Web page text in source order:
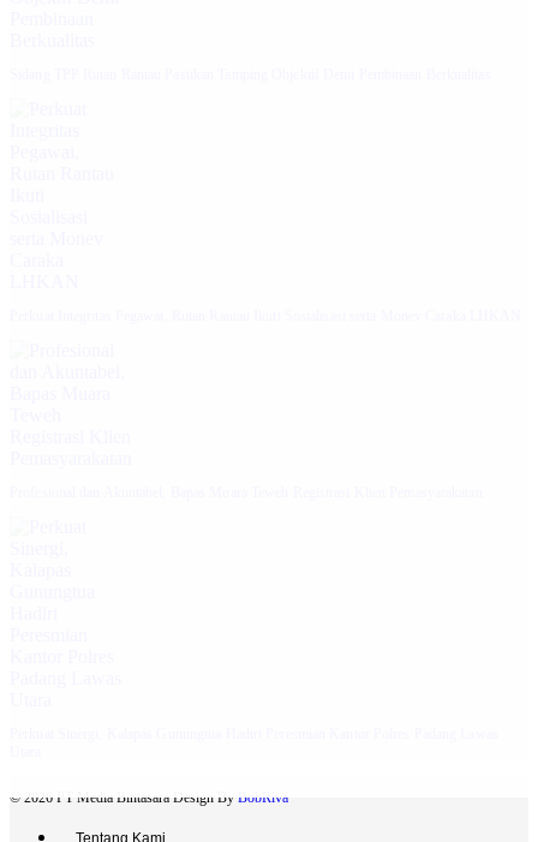
© 2026 PT Media Bintasara Design By BobRiva
Tentang Kami